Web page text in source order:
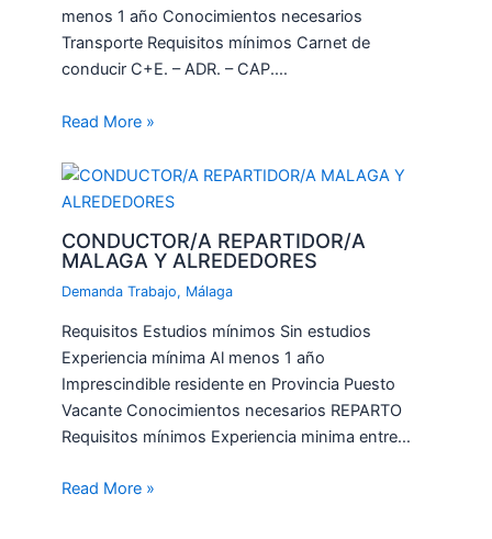
menos 1 año Conocimientos necesarios
Transporte Requisitos mínimos Carnet de
conducir C+E. – ADR. – CAP.…
Read More »
CONDUCTOR/A REPARTIDOR/A
MALAGA Y ALREDEDORES
Demanda Trabajo, Málaga
Requisitos Estudios mínimos Sin estudios
Experiencia mínima Al menos 1 año
Imprescindible residente en Provincia Puesto
Vacante Conocimientos necesarios REPARTO
Requisitos mínimos Experiencia minima entre…
Read More »